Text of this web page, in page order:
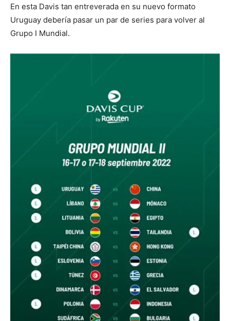
En esta Davis tan entreverada en su nuevo formato
Uruguay debería pasar un par de series para volver al
Grupo I Mundial.